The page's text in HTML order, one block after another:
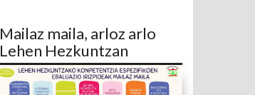
Mailaz maila, arloz arlo
Lehen Hezkuntzan